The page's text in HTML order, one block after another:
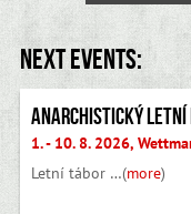
Next events:
Anarchistický letní
1. - 10. 8. 2026,
Letní tábor …(more)